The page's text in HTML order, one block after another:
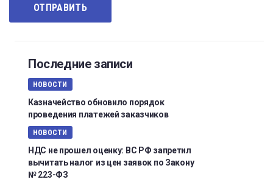
Последние записи
НОВОСТИ
Казначейство обновило порядок
проведения платежей заказчиков
НОВОСТИ
НДС не прошел оценку: ВС РФ запретил
вычитать налог из цен заявок по Закону
№ 223-ФЗ